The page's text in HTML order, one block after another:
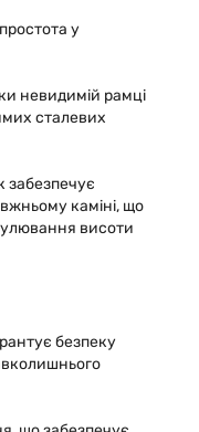
у
невидимій рамці
сталевих
забезпечує
каміні, що
висоти
безпеку